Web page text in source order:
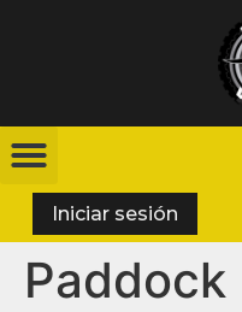
Iniciar sesión
Paddock